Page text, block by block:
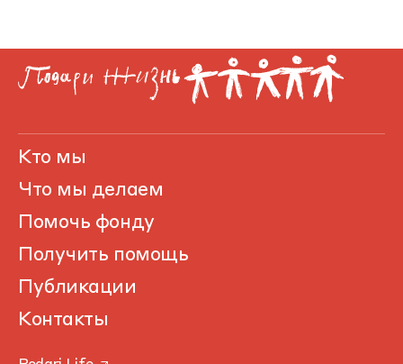
Кто мы
Что мы делаем
Помочь фонду
Получить помощь
Публикации
Контакты